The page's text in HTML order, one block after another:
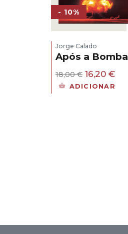
- 10%
Jorge Calado
Após a Bomba
18,00€ O
preço
16,20 €O
ADICIONAR